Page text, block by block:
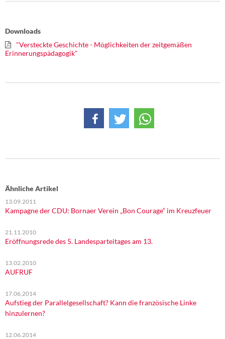
Downloads
"Versteckte Geschichte - Möglichkeiten der zeitgemäßen
Erinnerungspädagogik"
Ähnliche Artikel
13.09.2011
Kampagne der CDU: Bornaer Verein „Bon Courage“ im Kreuzfeuer
21.11.2010
Eröffnungsrede des 5. Landesparteitages am 13.
13.02.2010
AUFRUF
17.06.2014
Aufstieg der Parallelgesellschaft? Kann die französische Linke
hinzulernen?
12.06.2014